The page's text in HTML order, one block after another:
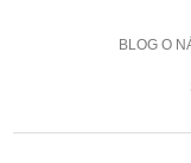
BLOG O